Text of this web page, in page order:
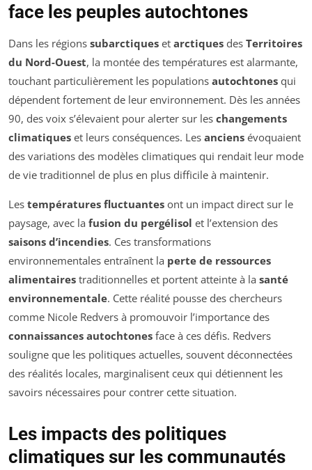
face les peuples autochtones
Dans les régions subarctiques et arctiques des Territoires
du Nord-Ouest, la montée des températures est alarmante,
touchant particulièrement les populations autochtones qui
dépendent fortement de leur environnement. Dès les années
90, des voix s’élevaient pour alerter sur les changements
climatiques et leurs conséquences. Les anciens évoquaient
des variations des modèles climatiques qui rendait leur mode
de vie traditionnel de plus en plus difficile à maintenir.
Les températures fluctuantes ont un impact direct sur le
paysage, avec la fusion du pergélisol et l’extension des
saisons d’incendies. Ces transformations
environnementales entraînent la perte de ressources
alimentaires traditionnelles et portent atteinte à la santé
environnementale. Cette réalité pousse des chercheurs
comme Nicole Redvers à promouvoir l’importance des
connaissances autochtones face à ces défis. Redvers
souligne que les politiques actuelles, souvent déconnectées
des réalités locales, marginalisent ceux qui détiennent les
savoirs nécessaires pour contrer cette situation.
Les impacts des politiques
climatiques sur les communautés